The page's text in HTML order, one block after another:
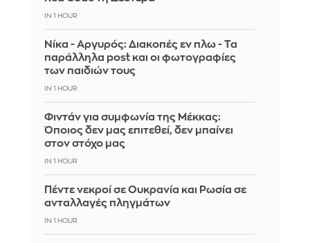
IN 1 HOUR
Νίκα - Αργυρός: Διακοπές εν πλω - Τα
παράλληλα post και οι φωτογραφίες
των παιδιών τους
IN 1 HOUR
Φιντάν για συμφωνία της Μέκκας:
Όποιος δεν μας επιτεθεί, δεν μπαίνει
στον στόχο μας
IN 1 HOUR
Πέντε νεκροί σε Ουκρανία και Ρωσία σε
ανταλλαγές πληγμάτων
IN 1 HOUR